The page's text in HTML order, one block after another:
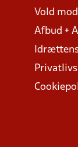
Vold
Afbud +